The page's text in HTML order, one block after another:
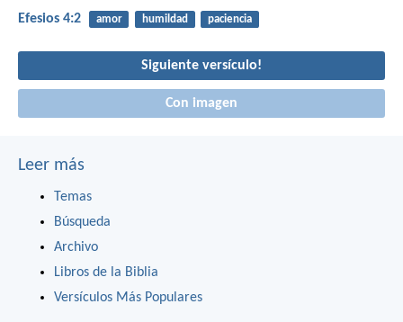
Efesios 4:2 amor humildad paciencia
Siguiente versículo!
Con imagen
Leer más
Temas
Búsqueda
Archivo
Libros de la Biblia
Versículos Más Populares